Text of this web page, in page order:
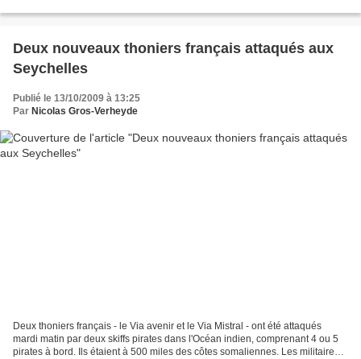
Deux nouveaux thoniers français attaqués aux
Seychelles
Publié le 13/10/2009 à 13:25
Par Nicolas Gros-Verheyde
Deux thoniers français - le Via avenir et le Via Mistral - ont été attaqués
mardi matin par deux skiffs pirates dans l'Océan indien, comprenant 4 ou 5
pirates à bord. Ils étaient à 500 miles des côtes somaliennes. Les militaires